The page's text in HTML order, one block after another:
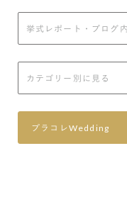
プラコレWedding